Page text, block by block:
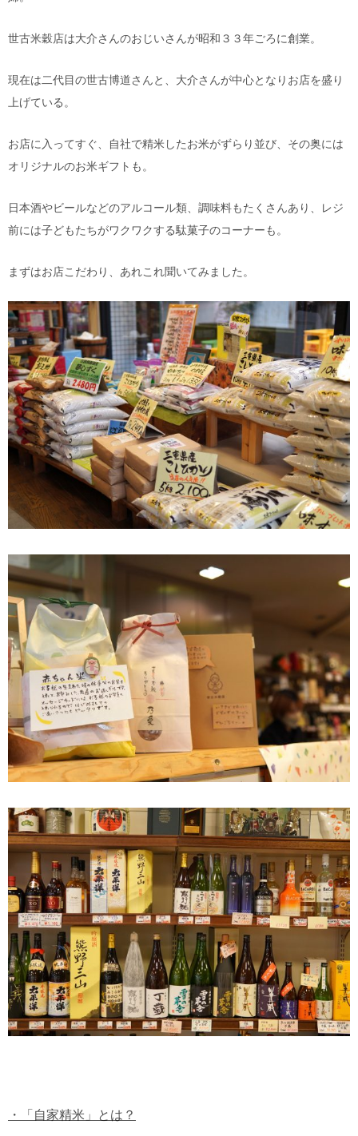
世古米穀店は大介さんのおじいさんが昭和３３年ごろに創業。
現在は二代目の世古博道さんと、大介さんが中心となりお店を盛り
上げている。
お店に入ってすぐ、自社で精米したお米がずらり並び、その奥には
オリジナルのお米ギフトも。
日本酒やビールなどのアルコール類、調味料もたくさんあり、レジ
前には子どもたちがワクワクする駄菓子のコーナーも。
まずはお店こだわり、あれこれ聞いてみました。
・「自家精米」とは？